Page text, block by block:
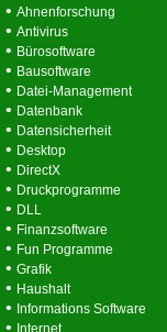
• Ahnenforschung
• Antivirus
• Bürosoftware
• Bausoftware
• Datei-Management
• Datenbank
• Datensicherheit
• Desktop
• DirectX
• Druckprogramme
• DLL
• Finanzsoftware
• Fun Programme
• Grafik
• Haushalt
• Informations Software
• Internet